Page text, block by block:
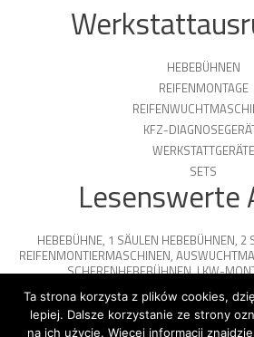
HEBEBÜHNEN
REIFENMONTAGE
KFZ-
WERKSTATTGERÄTE
SETS
Lesenswerte
HEBEBÜHNE, 1 SÄULEN HEBEBÜHNEN, 2
REIFENMONTIERMASCHINEN,
SCHERENHEBEBÜHNEN,LKW-
PARKPLATTFORMEN
Ta strona korzysta z plików cookies,
lepiej. Dalsze korzystanie ze strony
na ich użycie. Więcej informacji